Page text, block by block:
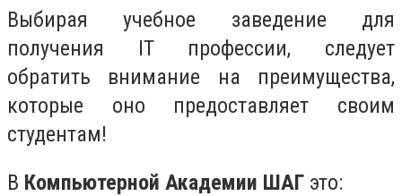
Выбирая учебное заведение для
получения IT профессии, следует
обратить внимание на преимущества,
которые оно предоставляет своим
студентам!
В Компьютерной Академии ШАГ это: